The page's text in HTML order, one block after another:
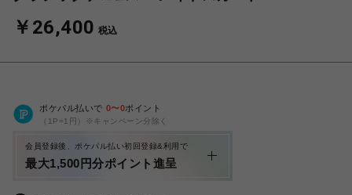
￥26,400 税込
ポケパル払いで 0〜0ポイント
（1P=1円）※キャンペーン分除く
会員登録後、ポケパル払い初回登録&利用で
最大1,500円分ポイント進呈